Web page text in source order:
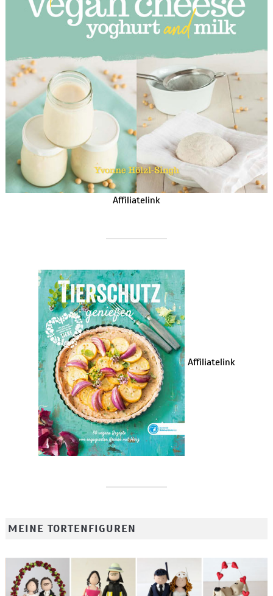
Affiliatelink
Affiliatelink
MEINE TORTENFIGUREN